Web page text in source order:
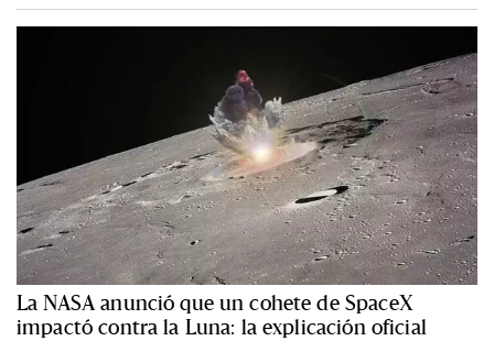
La NASA anunció que un cohete de SpaceX
impactó contra la Luna: la explicación oficial